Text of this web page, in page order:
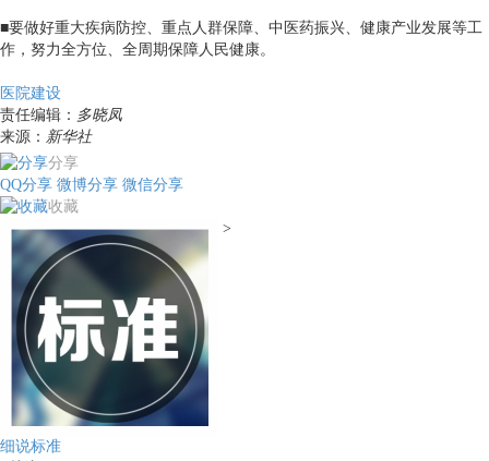
■要做好重大疾病防控、重点人群保障、中医药振兴、健康产业发展等工
作，努力全方位、全周期保障人民健康。
医院建设
责任编辑： 多晓凤
来源： 新华社
分享
QQ分享 微博分享 微信分享
收藏
>
细说标准